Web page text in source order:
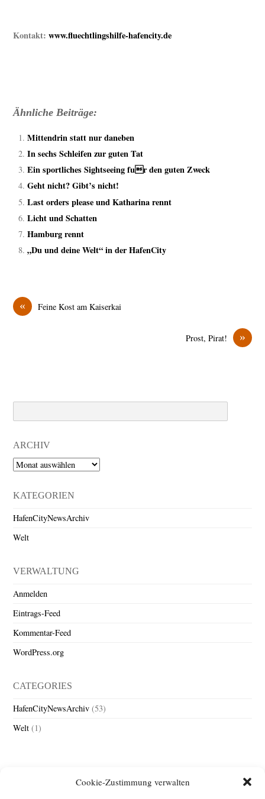
Cookie-Zustimmung verwalten
Kontakt:www.fluechtlingshilfe-hafencity.de
Ähnliche Beiträge:
Mittendrin statt nur daneben
In sechs Schleifen zur guten Tat
Ein sportliches Sightseeing fur den guten Zweck
Geht nicht? Gibt’s nicht!
Last orders please und Katharina rennt
Licht und Schatten
Hamburg rennt
„Du und deine Welt“ in der HafenCity
« Feine Kost am Kaiserkai
»
Prost, Pirat!
ARCHIV
Archiv
KATEGORIEN
HafenCityNewsArchiv
Welt
VERWALTUNG
Anmelden
Eintrags-Feed
Kommentar-Feed
WordPress.org
CATEGORIES
HafenCityNewsArchiv (53)
Welt (1)